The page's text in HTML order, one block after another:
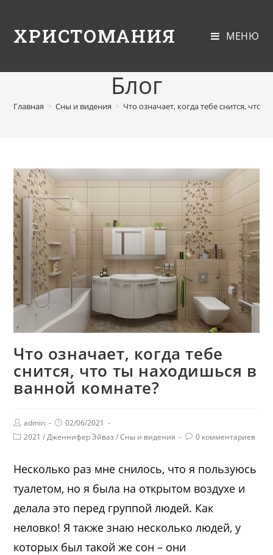
ХРИСТОМАНИЯ МЕНЮ
Блог
Главная > Сны и видения > Что означает, когда тебе снится, что
Что означает, когда тебе
снится, что ты находишься в
ванной комнате?
admin
02/06/2021
2021 / Дженнифер Эйваз / Сны и видения 0 комментариев
Несколько раз мне снилось, что я пользуюсь
туалетом, но я была на открытом воздухе и
делала это перед группой людей. Как
неловко! Я также знаю несколько людей, у
которых был такой же сон – они